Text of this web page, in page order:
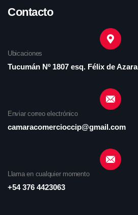
Contacto
Ubicaciones
Tucumán Nº 1807 esq. Félix de Azara
Enviar correo electrónico
camaracomercioccip@gmail.com
Llama en cualquier momento
+54 376 4423063